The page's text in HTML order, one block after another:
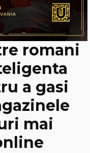
romani
a gasi
mai